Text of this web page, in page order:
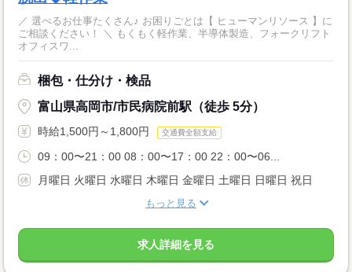
／ 選べるお仕事たくさん♪ お困りごとは【 ヒューマンリソース 】に
ご相談ください！ ＼ もくもく軽作業、半導体製造、フォークリフト
オフィスワ...
梱包・仕分け・検品
富山県高岡市/市民病院前駅（徒歩 5分）
時給1,500円～1,800円 交通費全額支給
09：00〜21：00 08：00〜17：00 22：00〜06...
月曜日 火曜日 水曜日 木曜日 金曜日 土曜日 日曜日 祝日
もっと見る
求人詳細を見る